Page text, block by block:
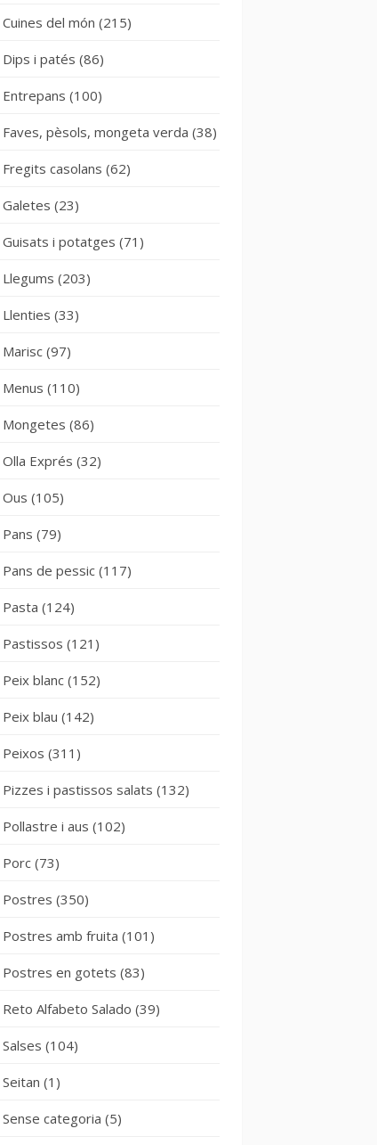
Cuines del món (215)
Dips i patés (86)
Entrepans (100)
Faves, pèsols, mongeta verda (38)
Fregits casolans (62)
Galetes (23)
Guisats i potatges (71)
Llegums (203)
Llenties (33)
Marisc (97)
Menus (110)
Mongetes (86)
Olla Exprés (32)
Ous (105)
Pans (79)
Pans de pessic (117)
Pasta (124)
Pastissos (121)
Peix blanc (152)
Peix blau (142)
Peixos (311)
Pizzes i pastissos salats (132)
Pollastre i aus (102)
Porc (73)
Postres (350)
Postres amb fruita (101)
Postres en gotets (83)
Reto Alfabeto Salado (39)
Salses (104)
Seitan (1)
Sense categoria (5)